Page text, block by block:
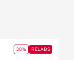
30% RELABS